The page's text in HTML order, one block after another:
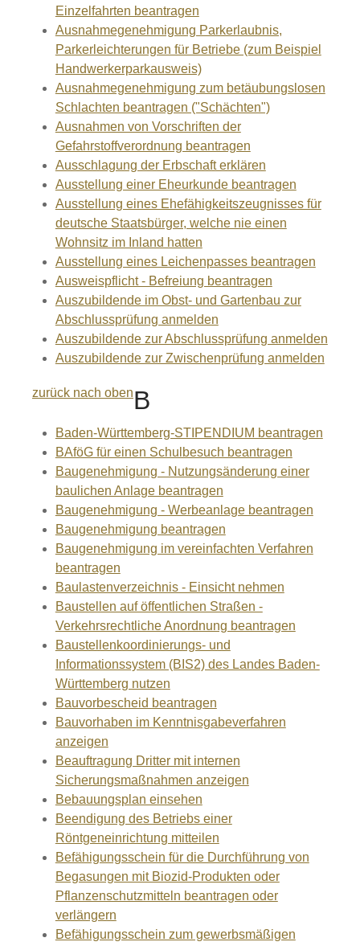
Einzelfahrten beantragen
Ausnahmegenehmigung Parkerlaubnis,
Parkerleichterungen für Betriebe (zum Beispiel
Handwerkerparkausweis)
Ausnahmegenehmigung zum betäubungslosen
Schlachten beantragen ("Schächten")
Ausnahmen von Vorschriften der
Gefahrstoffverordnung beantragen
Ausschlagung der Erbschaft erklären
Ausstellung einer Eheurkunde beantragen
Ausstellung eines Ehefähigkeitszeugnisses für
deutsche Staatsbürger, welche nie einen
Wohnsitz im Inland hatten
Ausstellung eines Leichenpasses beantragen
Ausweispflicht - Befreiung beantragen
Auszubildende im Obst- und Gartenbau zur
Abschlussprüfung anmelden
Auszubildende zur Abschlussprüfung anmelden
Auszubildende zur Zwischenprüfung anmelden
zurück nach obenB
Baden-Württemberg-STIPENDIUM beantragen
BAföG für einen Schulbesuch beantragen
Baugenehmigung - Nutzungsänderung einer
baulichen Anlage beantragen
Baugenehmigung - Werbeanlage beantragen
Baugenehmigung beantragen
Baugenehmigung im vereinfachten Verfahren
beantragen
Baulastenverzeichnis - Einsicht nehmen
Baustellen auf öffentlichen Straßen -
Verkehrsrechtliche Anordnung beantragen
Baustellenkoordinierungs- und
Informationssystem (BIS2) des Landes Baden-
Württemberg nutzen
Bauvorbescheid beantragen
Bauvorhaben im Kenntnisgabeverfahren
anzeigen
Beauftragung Dritter mit internen
Sicherungsmaßnahmen anzeigen
Bebauungsplan einsehen
Beendigung des Betriebs einer
Röntgeneinrichtung mitteilen
Befähigungsschein für die Durchführung von
Begasungen mit Biozid-Produkten oder
Pflanzenschutzmitteln beantragen oder
verlängern
Befähigungsschein zum gewerbsmäßigen